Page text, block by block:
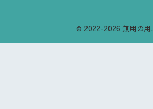
© 2022-2026 無用の用.